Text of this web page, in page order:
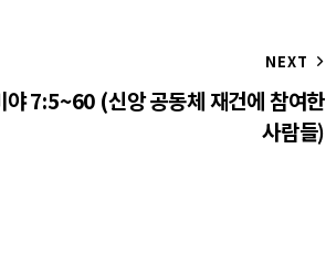
NEXT
야 7:5~60 (신앙 공동체 재건에 참여한
사람들)